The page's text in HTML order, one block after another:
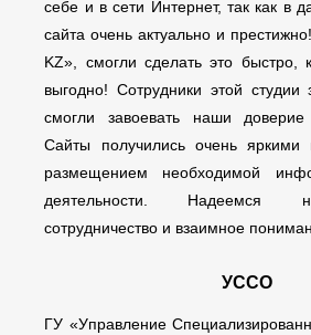
себе и в сети Интернет, так как в
сайта очень актуально и
KZ», смогли сделать это быстро,
выгодно! Сотрудники этой студии
смогли завоевать наши
Сайты получились очень
размещением необходимой
деятельности. Надеемся
сотрудничество и взаимное
УССО
ГУ «Управление